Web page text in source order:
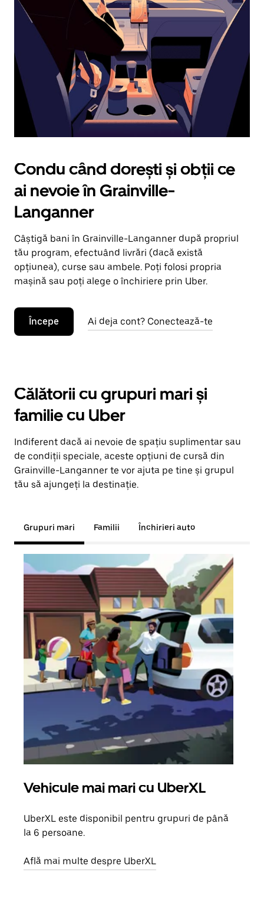
în
jos.
Închide
calendarul
apăsând
pe
butonul
Escape.
Condu când dorești și obții ce
ai nevoie în Grainville-
Langanner
Câștigă bani în Grainville-Langanner după propriul
tău program, efectuând livrări (dacă există
opțiunea), curse sau ambele. Poți folosi propria
mașină sau poți alege o închiriere prin Uber.
Începe Ai deja cont? Conectează-te
Călătorii cu grupuri mari și
familie cu Uber
Indiferent dacă ai nevoie de spațiu suplimentar sau
de condiții speciale, aceste opțiuni de cursă din
Grainville-Langanner te vor ajuta pe tine și grupul
tău să ajungeți la destinație.
Grupuri mari Familii Închirieri auto
Vehicule mai mari cu UberXL
UberXL este disponibil pentru grupuri de până
la 6 persoane.
Află mai multe despre UberXL